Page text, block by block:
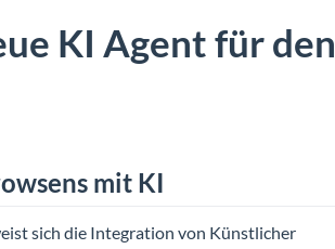
KI Agent für den
mit KI
sich die Integration von Künstlicher